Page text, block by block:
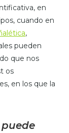
en
cuando en
,
pueden
que nos
os
en los que la